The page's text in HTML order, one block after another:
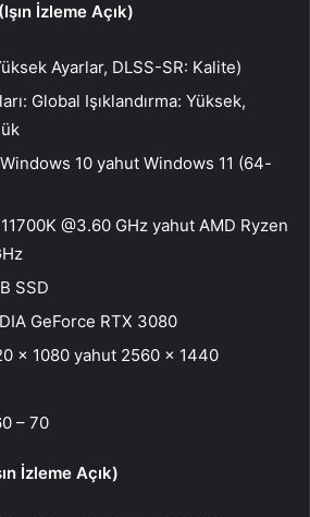
İzleme Açık)
Ayarlar, DLSS-SR: Kalite)
Global Işıklandırma: Yüksek,
10 yahut Windows 11 (64-
@3.60 GHz yahut AMD Ryzen
SSD
GeForce RTX 3080
x 1080 yahut 2560 x 1440
– 70
İzleme Açık)